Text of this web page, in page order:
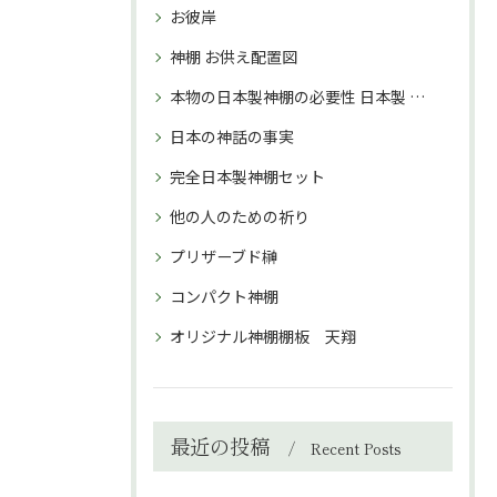
お彼岸
神棚 お供え配置図
本物の日本製神棚の必要性 日本製 神棚 購入理由
日本の神話の事実
完全日本製神棚セット
他の人のための祈り
プリザーブド榊
コンパクト神棚
オリジナル神棚棚板 天翔
最近の投稿 Recent Posts